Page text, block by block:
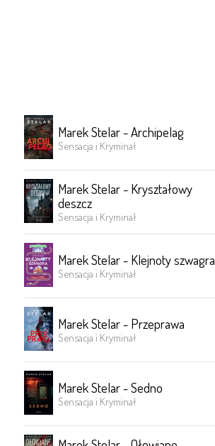
Marek Stelar - Archipelag
Sensacja i Kryminał
Marek Stelar - Kryształowy
deszcz
Sensacja i Kryminał
Marek Stelar - Klejnoty szwagra
Sensacja i Kryminał
Marek Stelar - Przeprawa
Sensacja i Kryminał
Marek Stelar - Sedno
Sensacja i Kryminał